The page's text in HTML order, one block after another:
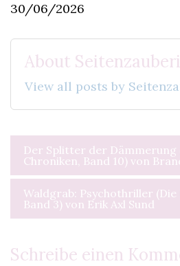
30/06/2026
About
View all posts by
Der Splitter der
Chroniken, Band 10) von
Waldgrab: Psychothriller
Band 3) von Erik Axl Sund
Schreibe einen